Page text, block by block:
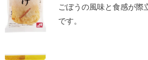
ごぼうの風味と食感が際
です。